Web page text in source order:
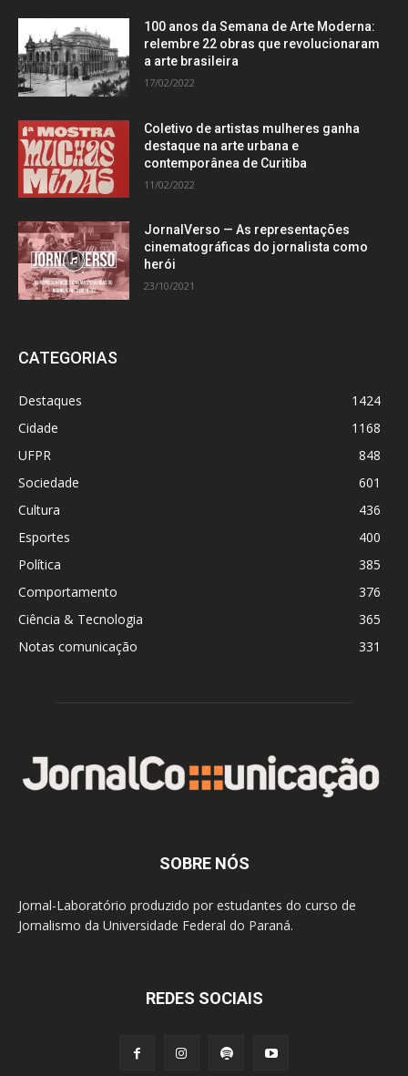
100 anos da Semana de Arte Moderna:
relembre 22 obras que revolucionaram
a arte brasileira
17/02/2022
Coletivo de artistas mulheres ganha
destaque na arte urbana e
contemporânea de Curitiba
11/02/2022
JornalVerso — As representações
cinematográficas do jornalista como
herói
23/10/2021
CATEGORIAS
Destaques
1424
Cidade
1168
UFPR
848
Sociedade
601
Cultura
436
Esportes
400
Política
385
Comportamento
376
Ciência & Tecnologia
365
Notas comunicação
331
SOBRE NÓS
Jornal-Laboratório produzido por estudantes do curso de
Jornalismo da Universidade Federal do Paraná.
REDES SOCIAIS